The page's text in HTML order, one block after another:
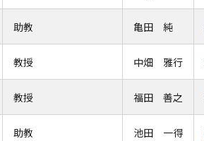
助教 亀田 純
教授 中畑 雅行
教授 福田 善之
助教 池田 一得